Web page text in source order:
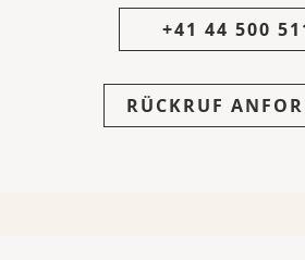
+41 44 500
RÜCKRUF